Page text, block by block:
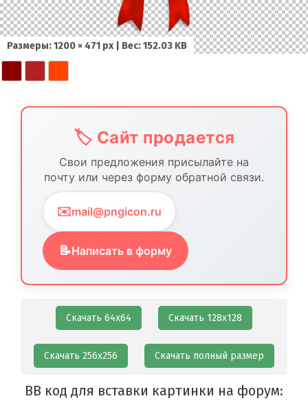
Размеры: 1200 × 471 px | Вес: 152.03 KB
🏷️ Сайт продается
Свои предложения присылайте на
почту или через форму обратной связи.
✉️mail@pngicon.ru
📝Написать в форму
Скачать 64х64 Скачать 128х128
Скачать 256х256 Скачать полный размер
BB код для вставки картинки на форум: